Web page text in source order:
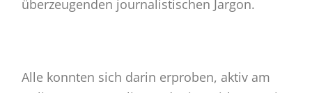
überzeugenden journalistischen Jargon.
Alle konnten sich darin erproben, aktiv am